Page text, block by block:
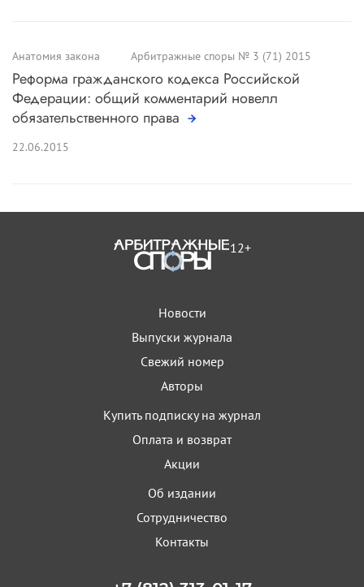
Анатомия закона Арбитражные споры № 3 (71) 2015
Реформа гражданского кодекса Российской
Федерации: общий комментарий новелл
обязательственного права
22.06.2015
12+
Новости
Выпуски журнала
Свежий номер
Авторы
Купить подписку на журнал
Оплата и возврат
Акции
Об издании
Сотрудничество
Контакты